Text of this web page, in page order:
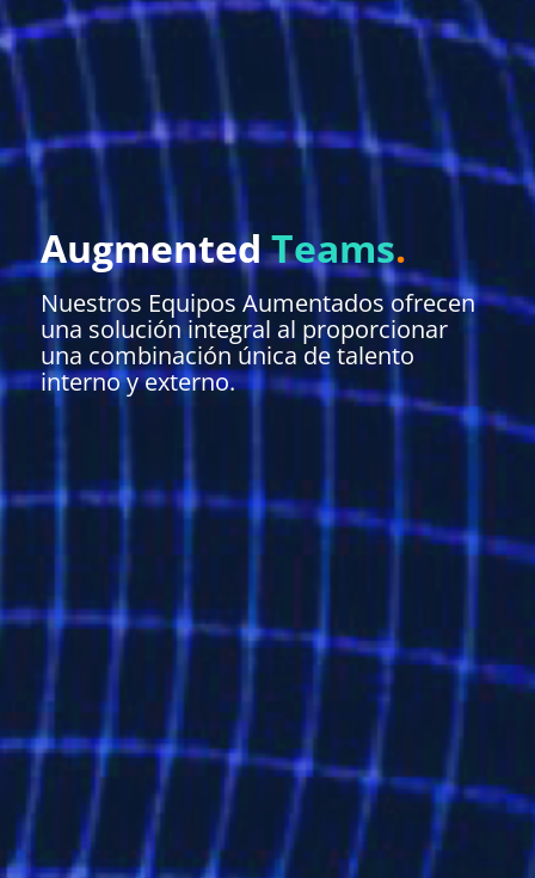
AugmentedTeams.
Nuestros Equipos Aumentados ofrecen
una solución integral al proporcionar
una combinación única de talento
interno y externo.